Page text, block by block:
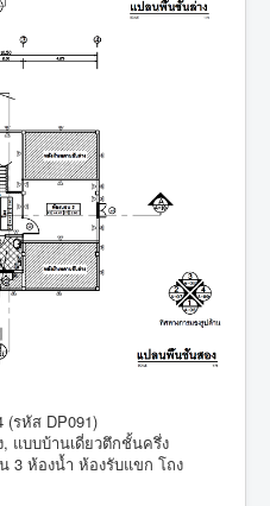
(รหัส DP091)
แบบบ้านเดี่ยวตึกชั้นครึ่ง
3 ห้องน้ำ ห้องรับแขก โถง